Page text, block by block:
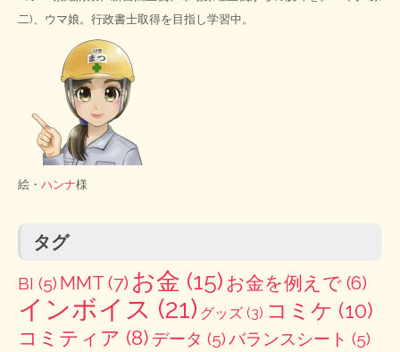
二)、ウマ娘。行政書士取得を目指し学習中。
絵・ ハンナ様
タグ
BI (5) MMT (7) お金 (15) お金を例えで (6)
インボイス (21) グッズ (3) コミケ (10)
コミティア (8) データ (5)バランスシート (5)